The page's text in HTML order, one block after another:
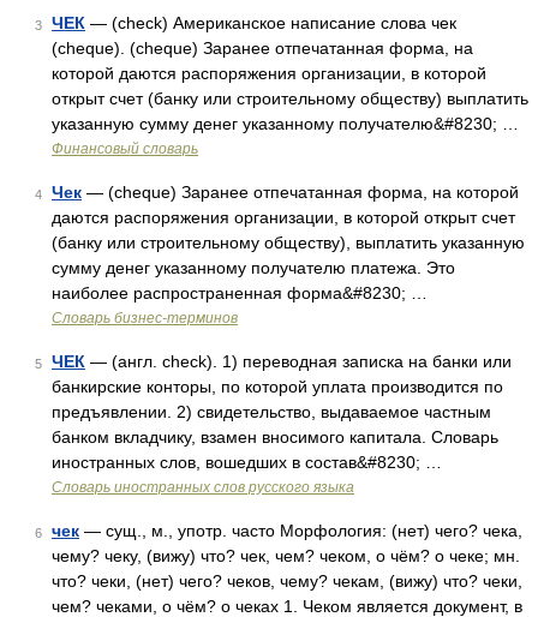
3 ЧЕК — (check) Американское написание слова чек
(cheque). (cheque) Заранее отпечатанная форма, на
которой даются распоряжения организации, в которой
открыт счет (банку или строительному обществу) выплатить
указанную сумму денег указанному получателю&#8230; …
Финансовый словарь
4 Чек — (cheque) Заранее отпечатанная форма, на которой
даются распоряжения организации, в которой открыт счет
(банку или строительному обществу), выплатить указанную
сумму денег указанному получателю платежа. Это
наиболее распространенная форма&#8230; …
Словарь бизнес-терминов
5 ЧЕК — (англ. check). 1) переводная записка на банки или
банкирские конторы, по которой уплата производится по
предъявлении. 2) свидетельство, выдаваемое частным
банком вкладчику, взамен вносимого капитала. Словарь
иностранных слов, вошедших в состав&#8230; …
Словарь иностранных слов русского языка
6 чек — сущ., м., употр. часто Морфология: (нет) чего? чека,
чему? чеку, (вижу) что? чек, чем? чеком, о чём? о чеке; мн.
что? чеки, (нет) чего? чеков, чему? чекам, (вижу) что? чеки,
чем? чеками, о чём? о чеках 1. Чеком является документ, в